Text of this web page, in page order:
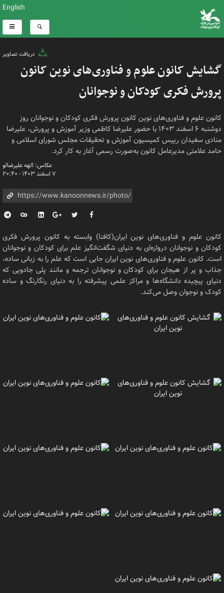
English
دریافت تصاویر
گشایش کانون علوم و فناوری‌های نوین کانون
پرورش فکری کودکان و نوجوانان
کانون علوم و فناوری‌های نوین کانون پرورش فکری کودکان و نوجوانان روز
دوشنبه ۶ اسفند ۱۴۰۳ با حضور علیرضا کاظمی وزیر آموزش و پرورش، علیرضا
منادی سفیدان رییس کمیسیون آموزش و تحقیقات مجلس شورای اسلامی و
حامد علامتی مدیرعامل کانون به‌صورت رسمی آغاز به کار کرد.
عکاس: الهه علیرضالو
۷ اسفند ۱۴۰۳ - ۲۰:۴۰
کانون علوم و فناوری‌های نوین ایران(کافنا) وابسته به کانون پرورش فکری
کودکان و نوجوانان دروازه‌ای به دنیای شگفت‌انگیز علم برای کودکان و نوجوانان
است. کانون علوم و فناوری‌های نوین ایران جایی است که علم را به زبانی ساده،
جذاب و پر از هیجان برای کودکان و نوجوانان ترجمه و مانند پلی جادویی که
دنیای پیچیده دانشگاه‌ها و مراکز علمی پیشرفته را به دنیای رنگارنگ و ساده
کودک و نوجوان وصل می‌کند.